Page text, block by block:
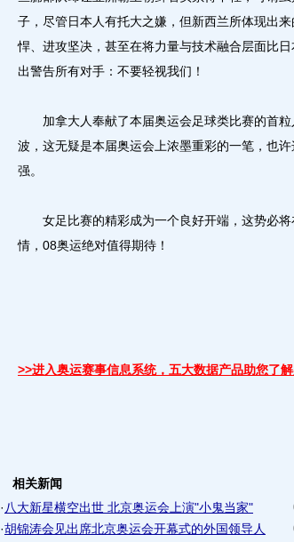
子，尽管日本人有托大之嫌，但新西兰所体现出
悍、进攻坚决，甚至在将力量与技术融合层面比
出警告所有对手：不要轻视我们！
加拿大人奉献了本届奥运会足球类比赛的首粒
波，这无疑是本届奥运会上浓墨重彩的一笔，也
强。
女足比赛的精彩成为一个良好开端，这势必将
情，08奥运绝对值得期待！
>>进入奥运赛事信息系统，五大数据产品助您了
相关新闻
· 八大新星横空出世 北京奥运会上演"小鬼当家"
·胡锦涛会见出席北京奥运会开幕式的外国领导人